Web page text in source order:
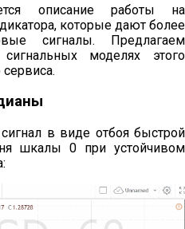
описание работы на
которые дают более
сигналы. Предлагаем
моделях этого
сервиса.
в виде отбоя быстрой
шкалы 0 при устойчивом